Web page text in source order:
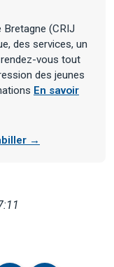
(CRIJ
des services, un
vous tout
des jeunes
En savoir
→